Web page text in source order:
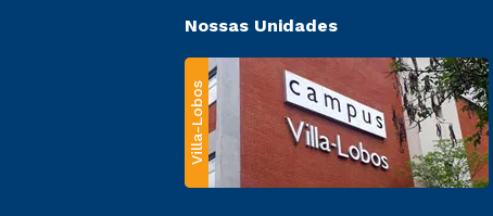
Nossas Unidades
Villa-Lobos